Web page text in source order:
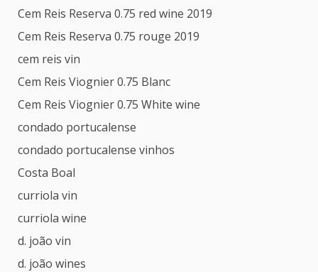
Cem Reis Reserva 0.75 red wine 2019
Cem Reis Reserva 0.75 rouge 2019
cem reis vin
Cem Reis Viognier 0.75 Blanc
Cem Reis Viognier 0.75 White wine
condado portucalense
condado portucalense vinhos
Costa Boal
curriola vin
curriola wine
d. joão vin
d. joão wines